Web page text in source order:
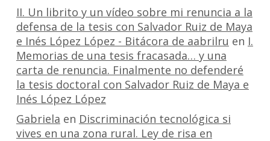
II. Un librito y un vídeo sobre mi renuncia a la
defensa de la tesis con Salvador Ruiz de Maya
e Inés López López - Bitácora de aabrilru en I.
Memorias de una tesis fracasada… y una
carta de renuncia. Finalmente no defenderé
la tesis doctoral con Salvador Ruiz de Maya e
Inés López López
Gabriela en Discriminación tecnológica si
vives en una zona rural. Ley de risa en